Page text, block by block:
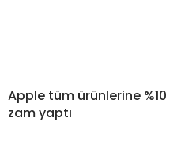
Apple tüm ürünlerine %10
zam yaptı